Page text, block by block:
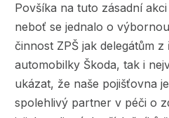
Povšíka na tuto zásadní
neboť se jednalo o
činnost ZPŠ jak delegátům
automobilky Škoda, tak i
ukázat, že naše pojišťovna
spolehlivý partner v péči o